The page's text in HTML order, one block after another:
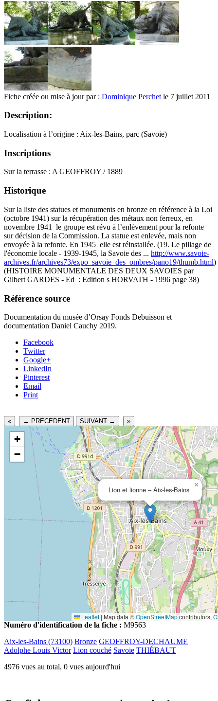
Fiche créée ou mise à jour par : Dominique Perchet le 7 juillet 2011
Description:
Localisation à l’origine : Aix-les-Bains, parc (Savoie)
Inscriptions
Sur la terrasse : A GEOFFROY / 1889
Historique
Sur la liste des statues et monuments en bronze en référence à la Loi
(octobre 1941) sur la récupération des métaux non ferreux, en
novembre 1941 le groupe est révu à l’enlèvement pour la refonte
sur décision de la Commission. La statue est enlevée, mais non
envoyée à la refonte. En 1945 elle est réinstallée. (19. Le pillage de
l'économie locale - 1939-1945, la Savoie des ... http://www.savoie-
archives.fr/archives73/expo_savoie_des_ombres/pano19/thumb.html)
(HISTOIRE MONUMENTALE DES DEUX SAVOIES par
Gilbert GARDES - Ed : Edition s HORVATH - 1996 page 38)
Référence source
Documentation du musée d’Orsay Fonds Debuisson et
documentation Daniel Cauchy 2019.
Facebook
Twitter
Google+
LinkedIn
Pinterest
Email
Print
« ← PRECEDENT SUIVANT → »
Lion et lionne – Aix-les-Bains
×
+
−
Leaflet | Map data ©OpenStreetMapcontributors,
Numéro d'identification de la fiche : M9563
Aix-les-Bains (73100) Bronze GEOFFROY-DECHAUME
Adolphe Louis Victor Lion couché Savoie THIÉBAUT
4976 vues au total, 0 vues aujourd'hui